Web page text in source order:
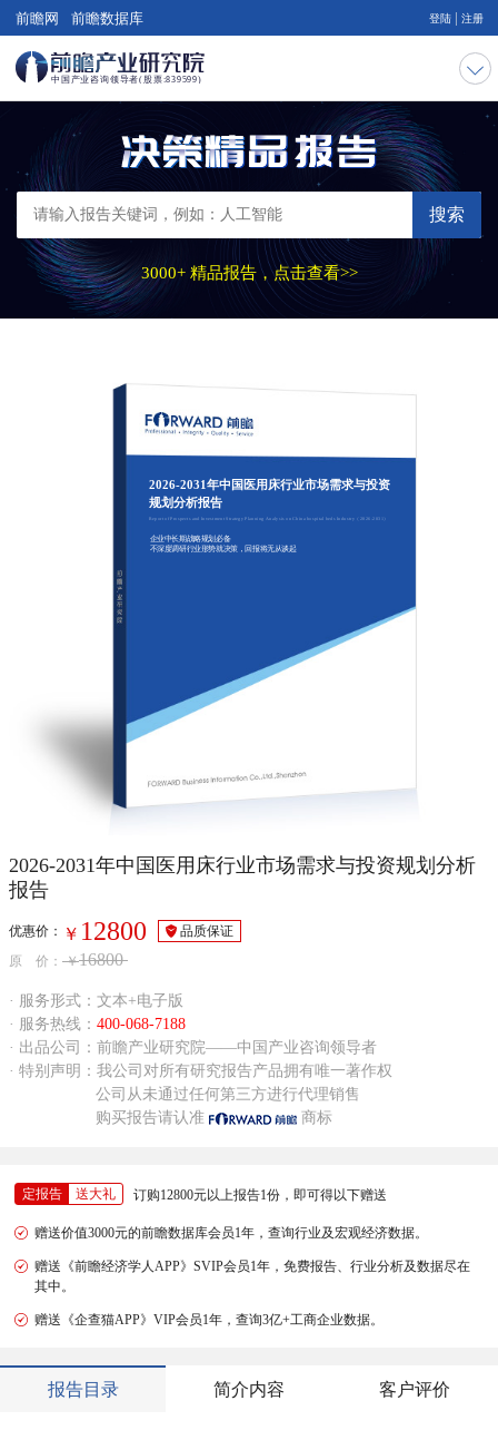
前瞻网 前瞻数据库 登陆 注册
搜索
3000+ 精品报告，点击查看>>
2026-2031年中国医用床行业市场需求与投资
规划分析报告
Report of Prospects and Investment Strategy Planning Analysis on China hospital beds Industry（2026-2031）
企业中长期战略规划必备
不深度调研行业形势就决策，回报将无从谈起
2026-2031年中国医用床行业市场需求与投资规划分析
报告
优惠价： ￥ 12800
品质保证
原 价： ￥16800
· 服务形式：文本+电子版
· 服务热线： 400-068-7188
· 出品公司：前瞻产业研究院——中国产业咨询领导者
· 特别声明：我公司对所有研究报告产品拥有唯一著作权
公司从未通过任何第三方进行代理销售
购买报告请认准
商标
定报告 送大礼 订购12800元以上报告1份，即可得以下赠送
赠送价值3000元的前瞻数据库会员1年，查询行业及宏观经济数据。
赠送《前瞻经济学人APP》SVIP会员1年，免费报告、行业分析及数据尽在
其中。
赠送《企查猫APP》VIP会员1年，查询3亿+工商企业数据。
报告目录 简介内容 客户评价